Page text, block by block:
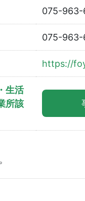
075-
075-963-
https://
生活
所該